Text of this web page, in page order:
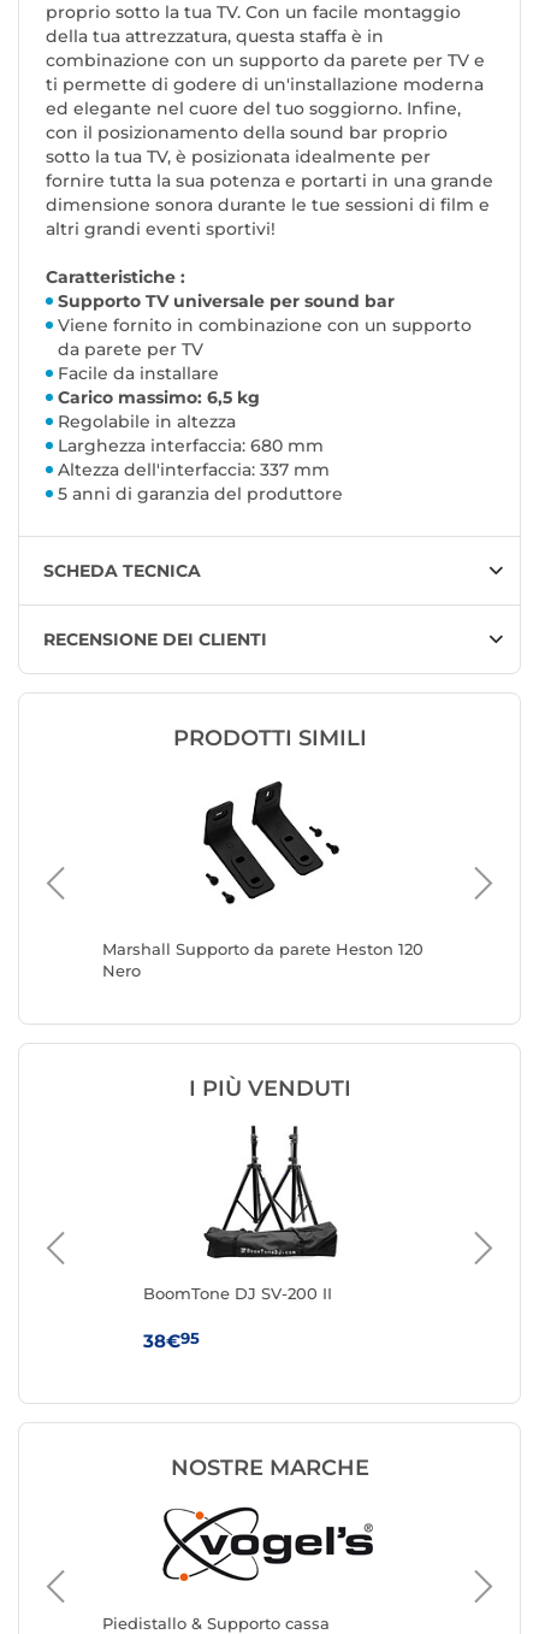
proprio sotto la tua TV. Con un facile montaggio
della tua attrezzatura, questa staffa è in
combinazione con un supporto da parete per TV e
ti permette di godere di un'installazione moderna
ed elegante nel cuore del tuo soggiorno. Infine,
con il posizionamento della sound bar proprio
sotto la tua TV, è posizionata idealmente per
fornire tutta la sua potenza e portarti in una grande
dimensione sonora durante le tue sessioni di film e
altri grandi eventi sportivi!
Caratteristiche :
Supporto TV universale per sound bar
Viene fornito in combinazione con un supporto
da parete per TV
Facile da installare
Carico massimo: 6,5 kg
Regolabile in altezza
Larghezza interfaccia: 680 mm
Altezza dell'interfaccia: 337 mm
5 anni di garanzia del produttore
SCHEDA TECNICA
RECENSIONE DEI CLIENTI
PRODOTTI SIMILI
Marshall Supporto da parete Heston 120
Nero
I PIÙ VENDUTI
BoomTone DJ SV-200 II
38€95
NOSTRE MARCHE
Piedistallo & Supporto cassa
Kef